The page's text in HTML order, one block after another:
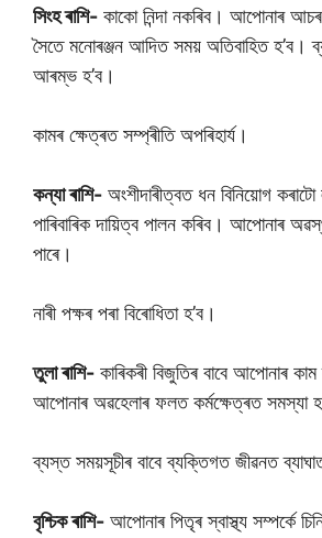
সিংহ ৰাশি- কাকো নিন্দা নকৰিব। আপোনাৰ
সৈতে মনোৰঞ্জন আদিত সময় অতিবাহিত হ’ব।
আৰম্ভ হ’ব।
কামৰ ক্ষেত্ৰত সম্প্ৰীতি অপৰিহাৰ্য।
কন্যা ৰাশি- অংশীদাৰীত্বত ধন বিনিয়োগ
পাৰিবাৰিক দায়িত্ব পালন কৰিব। আপোনাৰ
পাৰে।
নাৰী পক্ষৰ পৰা বিৰোধিতা হ’ব।
তুলা ৰাশি- কাৰিকৰী বিজুতিৰ বাবে আপোনাৰ
আপোনাৰ অৱহেলাৰ ফলত কৰ্মক্ষেত্ৰত সমস্যা
ব্যস্ত সময়সূচীৰ বাবে ব্যক্তিগত জীৱনত
বৃশ্চিক ৰাশি- আপোনাৰ পিতৃৰ স্বাস্থ্য সম্পৰ্কে